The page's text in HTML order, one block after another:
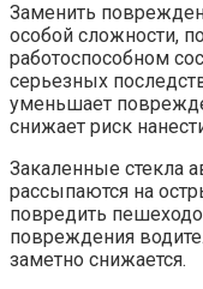
Заменить
особой сложности,
работоспособном
серьезных
уменьшает
снижает риск
Закаленные стекла
рассыпаются на
повредить
повреждения
заметно снижается.